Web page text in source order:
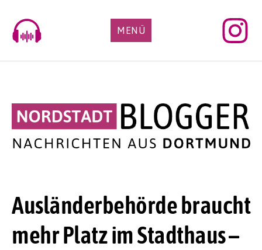
content
MENÜ
Ausländerbehörde braucht
mehr Platz im Stadthaus –